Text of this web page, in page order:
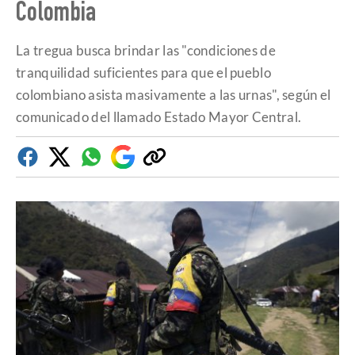
Colombia
La tregua busca brindar las "condiciones de
tranquilidad suficientes para que el pueblo
colombiano asista masivamente a las urnas", según el
comunicado del llamado Estado Mayor Central.
FacebookTwitterWhatsapp
Google
Discover
Copiar
enlace